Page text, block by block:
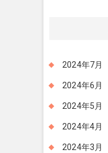
2024年7月
2024年6月
2024年5月
2024年4月
2024年3月